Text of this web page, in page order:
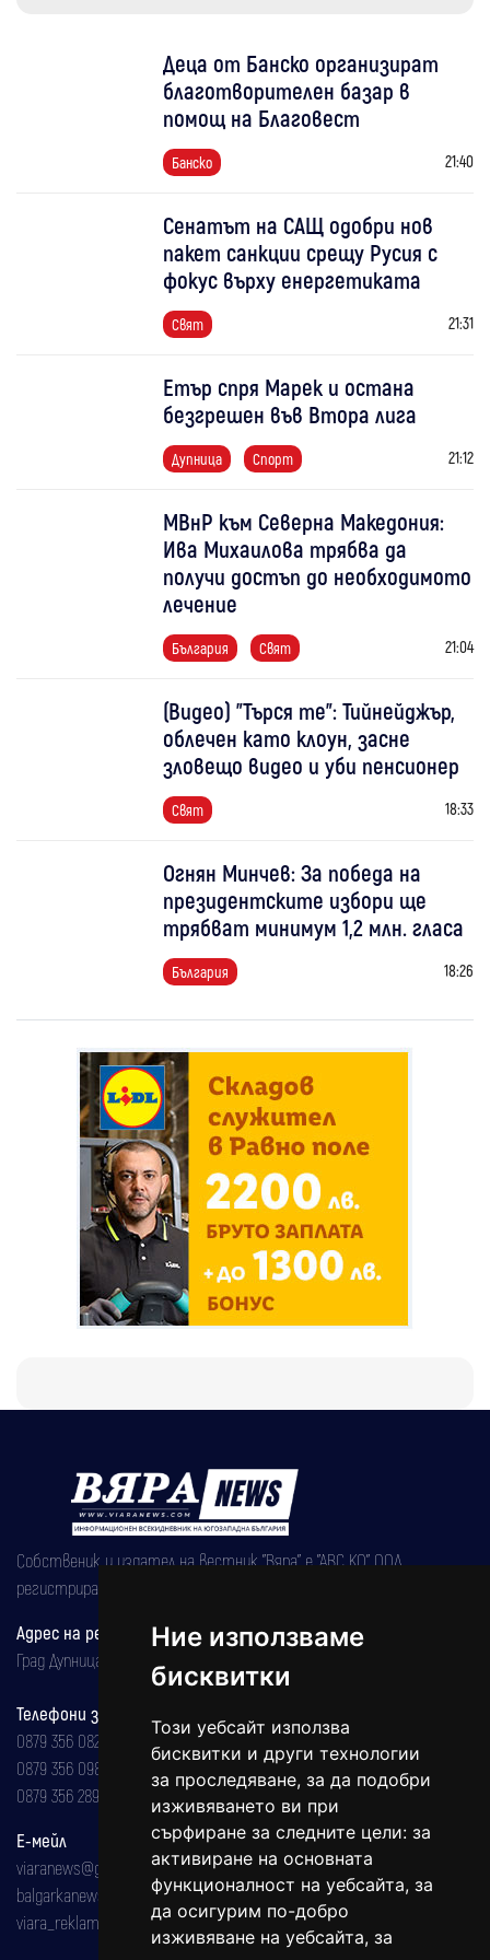
Ние използваме
бисквитки
Този уебсайт използва
бисквитки и други технологии
за проследяване, за да подобри
изживяването ви при
сърфиране за следните цели: за
активиране на основната
функционалност на уебсайта, за
да осигурим по-добро
изживяване на уебсайта, за
Деца от Банско организират
благотворителен базар в
помощ на Благовест
Банско 21:40
Сенатът на САЩ одобри нов
пакет санкции срещу Русия с
фокус върху енергетиката
Свят 21:31
Етър спря Марек и остана
безгрешен във Втора лига
Дупница Спорт 21:12
МВнР към Северна Македония:
Ива Михаилова трябва да
получи достъп до необходимото
лечение
България Свят 21:04
(Видео) "Търся те": Тийнейджър,
облечен като клоун, засне
зловещо видео и уби пенсионер
Свят 18:33
Огнян Минчев: За победа на
президентските избори ще
трябват минимум 1,2 млн. гласа
България 18:26
Собственик и издател на вестник "Вяра" е "АВС КО" ООД,
регистрирана на 08.05.2002 година.
Адрес на редакцията
Град Дупница, ул.''Христо Ботев" 43
Телефони за реклама и абонаменти
0879 356 082
0879 356 098
0879 356 289
Е-мейл
viaranews@gmail.com
balgarkanews@gmail.com
viara_reklama@mail.bg